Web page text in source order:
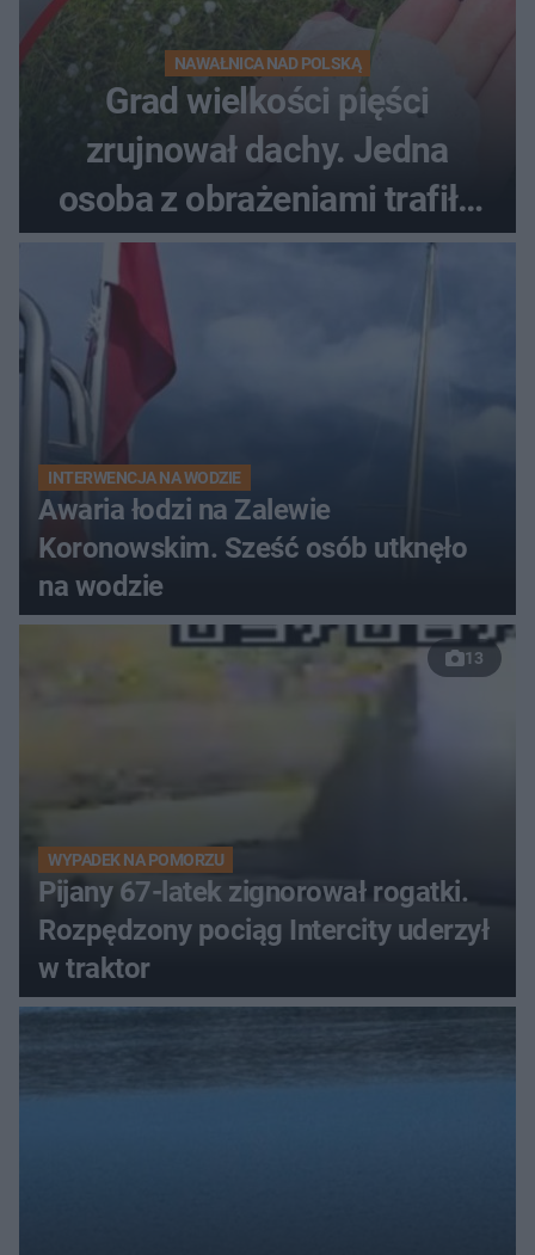
NAWAŁNICA NAD POLSKĄ
Grad wielkości pięści
zrujnował dachy. Jedna
osoba z obrażeniami trafiła
do szpitala
INTERWENCJA NA WODZIE
Awaria łodzi na Zalewie
Koronowskim. Sześć osób utknęło
na wodzie
13
WYPADEK NA POMORZU
Pijany 67-latek zignorował rogatki.
Rozpędzony pociąg Intercity uderzył
w traktor